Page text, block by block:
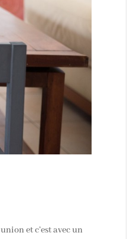
et c’est avec un